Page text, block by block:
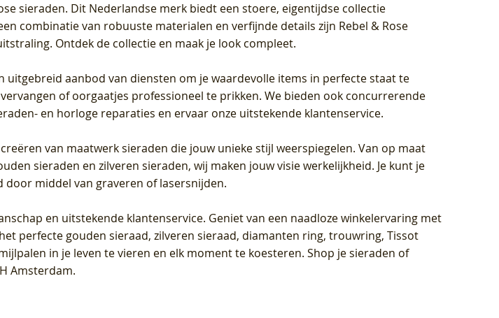
sieraden. Dit Nederlandse merk biedt een stoere, eigentijdse collectie
combinatie van robuuste materialen en verfijnde details zijn Rebel & Rose
Ontdek de collectie en maak je look compleet.
uitgebreid aanbod van diensten om je waardevolle items in perfecte staat te
of oorgaatjes professioneel te prikken. We bieden ook concurrerende
en horloge reparaties en ervaar onze uitstekende klantenservice.
van maatwerk sieraden die jouw unieke stijl weerspiegelen. Van op maat
sieraden en zilveren sieraden, wij maken jouw visie werkelijkheid. Je kunt je
door middel van graveren of lasersnijden.
en uitstekende klantenservice. Geniet van een naadloze winkelervaring met
perfecte gouden sieraad, zilveren sieraad, diamanten ring, trouwring, Tissot
in je leven te vieren en elk moment te koesteren. Shop je sieraden of
Amsterdam.